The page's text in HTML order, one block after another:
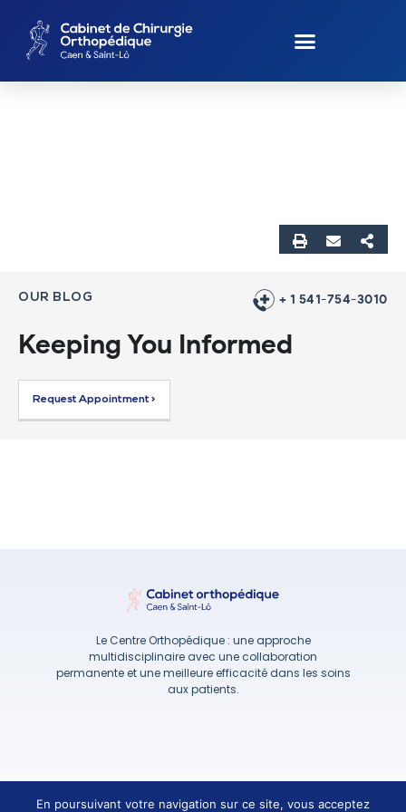
OUR BLOG + 1 541-754-3010
Keeping You Informed
Request Appointment >
Le Centre Orthopédique : une approche
multidisciplinaire avec une collaboration
permanente et une meilleure efficacité dans les soins
aux patients.
Création site internet : Studio 911.fr Agence web Caen
En poursuivant votre navigation sur ce site, vous acceptez